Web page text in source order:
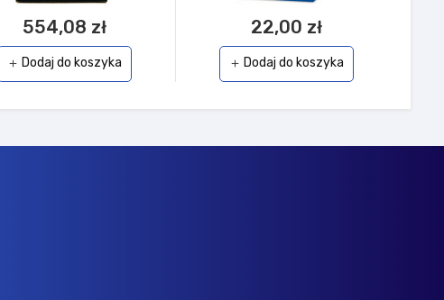
554,08 zł
add Dodaj do koszyka
22,00 zł
add Dodaj do koszyka